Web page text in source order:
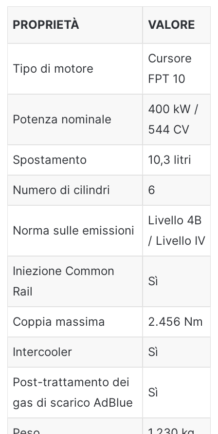
PROPRIETÀ VALORE
Tipo di motore
Cursore
FPT 10
Potenza nominale
400 kW /
544 CV
Spostamento 10,3 litri
Numero di cilindri 6
Norma sulle emissioni
Livello 4B
/ Livello IV
Iniezione Common
Rail
Sì
Coppia massima 2.456 Nm
Intercooler Sì
Post-trattamento dei
gas di scarico AdBlue
Sì